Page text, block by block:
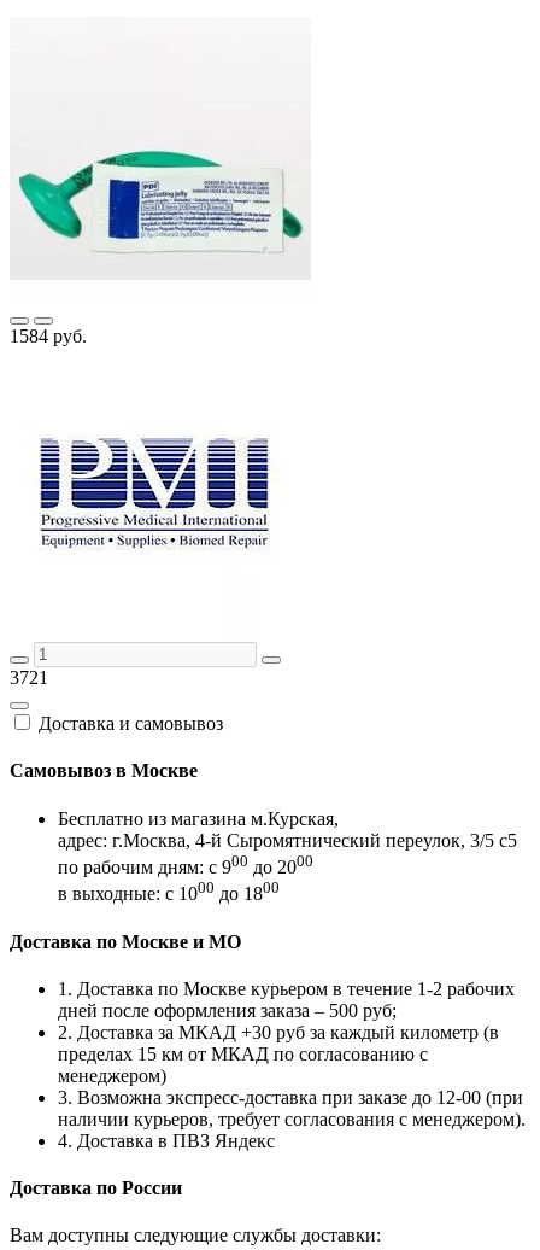
1584 руб.
3721
Доставка и самовывоз
Самовывоз в Москве
Бесплатно из магазина м.Курская,
адрес: г.Москва, 4-й Сыромятнический переулок, 3/5 с5
по рабочим дням: с 900 до 2000
в выходные: с 1000 до 1800
Доставка по Москве и МО
1. Доставка по Москве курьером в течение 1-2 рабочих
дней после оформления заказа – 500 руб;
2. Доставка за МКАД +30 руб за каждый километр (в
пределах 15 км от МКАД по согласованию с
менеджером)
3. Возможна экспресс-доставка при заказе до 12-00 (при
наличии курьеров, требует согласования с менеджером).
4. Доставка в ПВЗ Яндекс
Доставка по России
Вам доступны следующие службы доставки: